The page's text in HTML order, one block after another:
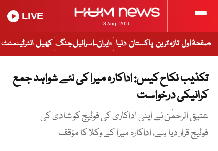
8 Aug, 2026
LIVE
صفحۂ اول تازہ ترین پاکستان دنیا ایران-اسرائیل جنگ کھیل انٹرٹینمنٹ
تکذیب نکاح کیس: اداکارہ میرا کی نئے شواہد جمع
کرانیکی درخواست
عتیق الرحمٰن نے اپنی اداکاری کی فوٹیج کو شادی کی
فوٹیج قرار دیا ہے، اداکارہ میرا کے وکلا کا مؤقف